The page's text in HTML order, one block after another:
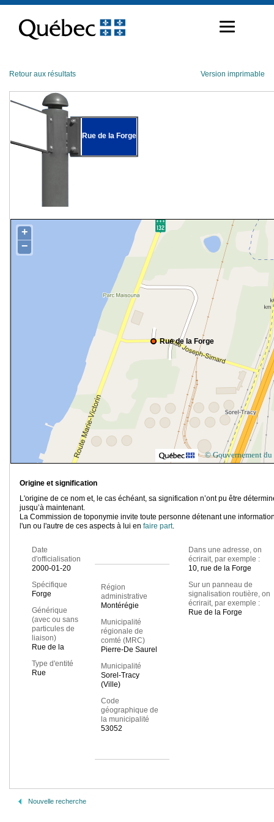
contenu
Retour aux résultats Version imprimable
Rue de la Forge
Rue de la Forge
+
−
© Gouvernement du
Origine et signification
L'origine de ce nom et, le cas échéant, sa signification n’ont pu être
jusqu’à maintenant.
La Commission de toponymie invite toute personne détenant une
l'un ou l'autre de ces aspects à lui en faire part.
Date
d'officialisation
2000-01-20
Spécifique
Forge
Générique
(avec ou sans
particules de
liaison)
Rue de la
Type d'entité
Rue
Région
administrative
Montérégie
Municipalité
régionale de
comté (MRC)
Pierre-De Saurel
Municipalité
Sorel-Tracy
(Ville)
Code
géographique de
la municipalité
53052
Dans une adresse, on
écrirait, par exemple :
10, rue de la Forge
Sur un panneau de
signalisation routière, on
écrirait, par exemple :
Rue de la Forge
Nouvelle recherche